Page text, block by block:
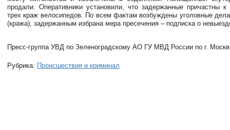
продали. Оперативники установили, что задержанные причастны
трех краж велосипедов. По всем фактам возбуждены уголовные
(кража), задержанным избрана мера пресечения – подписка о
Пресс-группа УВД по Зеленоградскому АО ГУ МВД России по г.
Рубрика: Происшествия и криминал